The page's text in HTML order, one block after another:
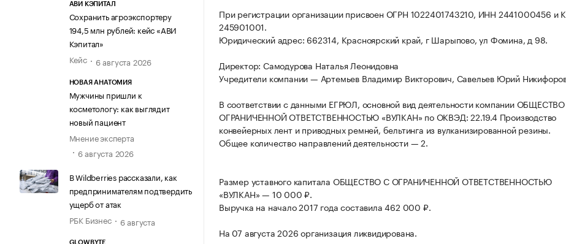
АВИ КЭПИТАЛ
Сохранить агроэкспортеру
194,5 млн рублей: кейс «АВИ
Кэпитал»
Кейс
6 августа 2026
НОВАЯ АНАТОМИЯ
Мужчины пришли к
косметологу: как выглядит
новый пациент
Мнение эксперта
6 августа 2026
В Wildberries рассказали, как
предпринимателям подтвердить
ущерб от атак
РБК Бизнес
6 августа
GLOWBYTE
При регистрации организации присвоен ОГРН 1022401743210, ИНН 2441000456 и
245901001.
Юридический адрес: 662314, Красноярский край, г Шарыпово, ул Фомина, д 98.
Директор: Самодурова Наталья Леонидовна
Учредители компании — Артемьев Владимир Викторович, Савельев Юрий
В соответствии с данными ЕГРЮЛ, основной вид деятельности компании
ОГРАНИЧЕННОЙ ОТВЕТСТВЕННОСТЬЮ «ВУЛКАН» по ОКВЭД: 22.19.4 Производство
конвейерных лент и приводных ремней, бельтинга из вулканизированной резины.
Общее количество направлений деятельности — 2.
Размер уставного капитала ОБЩЕСТВО С ОГРАНИЧЕННОЙ ОТВЕТСТВЕННОСТЬЮ
«ВУЛКАН» — 10 000 ₽.
Выручка на начало 2017 года составила 462 000 ₽.
На 07 августа 2026 организация ликвидирована.